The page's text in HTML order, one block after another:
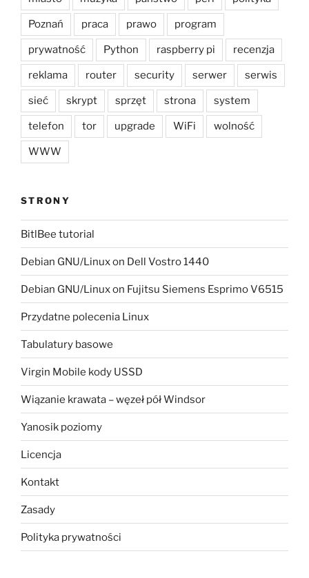
Poznań praca prawo program
prywatność Python raspberry pi recenzja
reklama router security serwer serwis
sieć skrypt sprzęt strona system
telefon tor upgrade WiFi wolność
WWW
STRONY
BitlBee tutorial
Debian GNU/Linux on Dell Vostro 1440
Debian GNU/Linux on Fujitsu Siemens Esprimo V6515
Przydatne polecenia Linux
Tabulatury basowe
Virgin Mobile kody USSD
Wiązanie krawata – węzeł pół Windsor
Yanosik poziomy
Licencja
Kontakt
Zasady
Polityka prywatności